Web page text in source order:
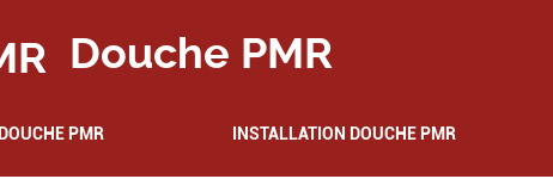
Douche PMR
DOUCHE PMR INSTALLATION DOUCHE PMR